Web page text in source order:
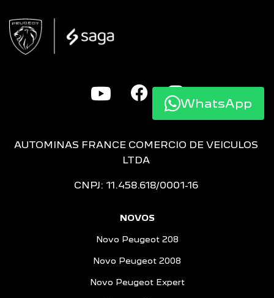
AUTOMINAS FRANCE COMERCIO DE VEICULOS
LTDA
CNPJ: 11.458.618/0001-16
NOVOS
Novo Peugeot 208
Novo Peugeot 2008
Novo Peugeot Expert
WhatsApp